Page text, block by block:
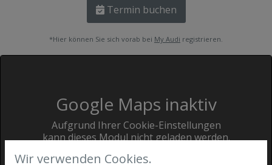
Termin buchen
*Hier können Sie sich vorab bei My Audi registrieren.
Google Maps inaktiv
Aufgrund Ihrer Cookie-Einstellungen
kann dieses Modul nicht geladen werden.
passen Sie bitte Ihre Cookie-
Wir verwenden Cookies.